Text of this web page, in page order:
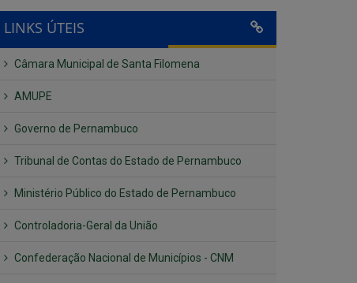
LINKS ÚTEIS
Câmara Municipal de Santa Filomena
AMUPE
Governo de Pernambuco
Tribunal de Contas do Estado de Pernambuco
Ministério Público do Estado de Pernambuco
Controladoria-Geral da União
Confederação Nacional de Municípios - CNM